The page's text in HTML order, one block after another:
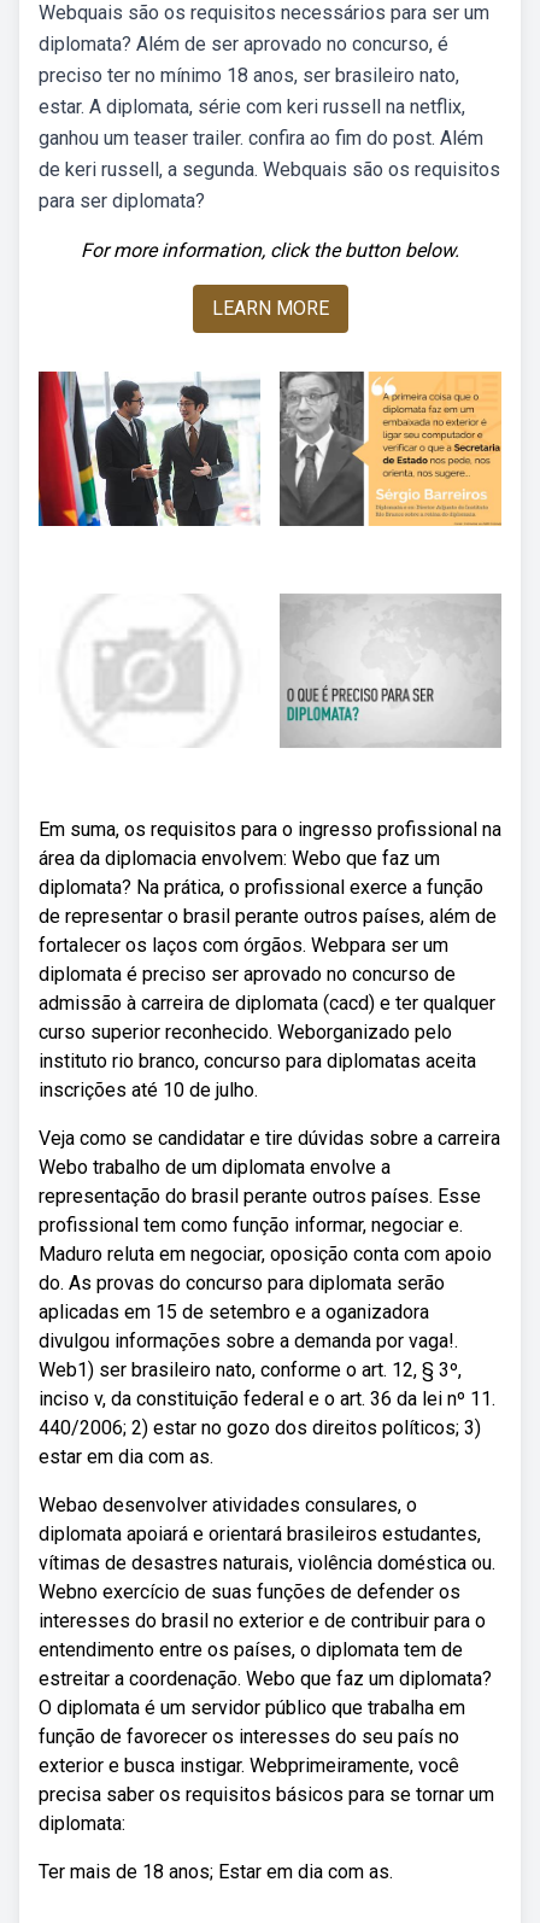
Webquais são os requisitos necessários para ser um
diplomata? Além de ser aprovado no concurso, é
preciso ter no mínimo 18 anos, ser brasileiro nato,
estar. A diplomata, série com keri russell na netflix,
ganhou um teaser trailer. confira ao fim do post. Além
de keri russell, a segunda. Webquais são os requisitos
para ser diplomata?
For more information, click the button below.
LEARN MORE
Em suma, os requisitos para o ingresso profissional na
área da diplomacia envolvem: Webo que faz um
diplomata? Na prática, o profissional exerce a função
de representar o brasil perante outros países, além de
fortalecer os laços com órgãos. Webpara ser um
diplomata é preciso ser aprovado no concurso de
admissão à carreira de diplomata (cacd) e ter qualquer
curso superior reconhecido. Weborganizado pelo
instituto rio branco, concurso para diplomatas aceita
inscrições até 10 de julho.
Veja como se candidatar e tire dúvidas sobre a carreira
Webo trabalho de um diplomata envolve a
representação do brasil perante outros países. Esse
profissional tem como função informar, negociar e.
Maduro reluta em negociar, oposição conta com apoio
do. As provas do concurso para diplomata serão
aplicadas em 15 de setembro e a oganizadora
divulgou informações sobre a demanda por vaga!.
Web1) ser brasileiro nato, conforme o art. 12, § 3º,
inciso v, da constituição federal e o art. 36 da lei nº 11.
440/2006; 2) estar no gozo dos direitos políticos; 3)
estar em dia com as.
Webao desenvolver atividades consulares, o
diplomata apoiará e orientará brasileiros estudantes,
vítimas de desastres naturais, violência doméstica ou.
Webno exercício de suas funções de defender os
interesses do brasil no exterior e de contribuir para o
entendimento entre os países, o diplomata tem de
estreitar a coordenação. Webo que faz um diplomata?
O diplomata é um servidor público que trabalha em
função de favorecer os interesses do seu país no
exterior e busca instigar. Webprimeiramente, você
precisa saber os requisitos básicos para se tornar um
diplomata:
Ter mais de 18 anos; Estar em dia com as.